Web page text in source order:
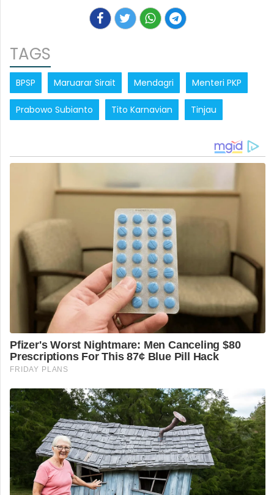
TAGS
BPSP Maruarar Sirait Mendagri Menteri PKP
Prabowo Subianto Tito Karnavian Tinjau